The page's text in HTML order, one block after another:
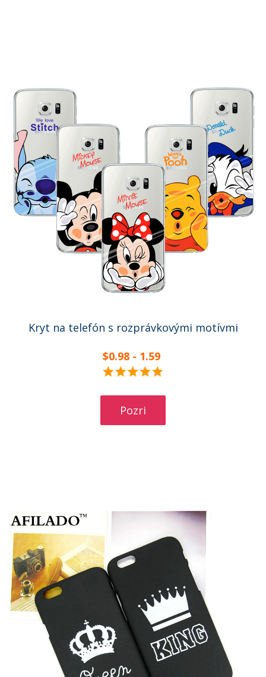
Kryt na telefón s rozprávkovými motívmi
$0.98 - 1.59
Pozri